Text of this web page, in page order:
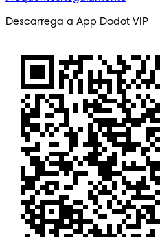
Descarrega a App Dodot VIP